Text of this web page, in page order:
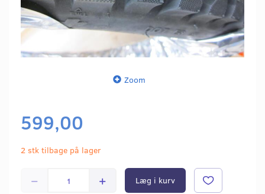
Zoom
599,00
2 stk tilbage på lager
Læg i kurv